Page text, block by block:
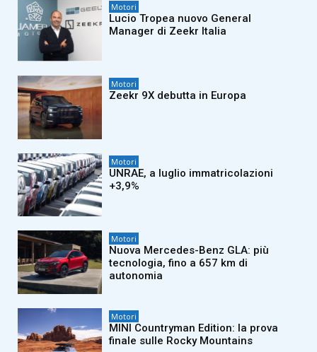
Motori
Lucio Tropea nuovo General
Manager di Zeekr Italia
Motori
Zeekr 9X debutta in Europa
Motori
UNRAE, a luglio immatricolazioni
+3,9%
Motori
Nuova Mercedes-Benz GLA: più
tecnologia, fino a 657 km di
autonomia
Motori
MINI Countryman Edition: la prova
finale sulle Rocky Mountains